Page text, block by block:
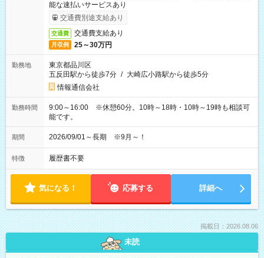
能な速払いサービスあり
交通費別途支給あり
交通費 交通費支給あり
月収例 25～30万円
勤務地
東京都品川区
五反田駅から徒歩7分 / 大崎広小路駅から徒歩5分
情報通信会社
勤務時間
9:00～16:00 ※休憩60分。10時～18時・10時～19時も相談可
能です。
期間 2026/09/01～長期 ※9月～！
特徴 履歴書不要
気になる！ 応募する 詳細へ
掲載日：2026.08.06
未読